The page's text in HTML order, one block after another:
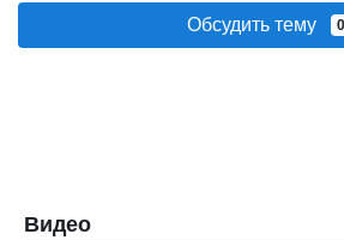
Обсудить тему 0
Видео